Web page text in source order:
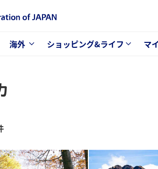
海外 ショッピング&ライフ マ